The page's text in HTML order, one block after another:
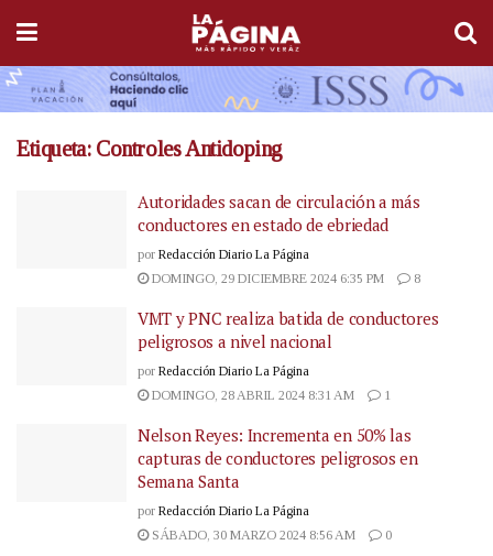
Etiqueta: Controles Antidoping
Autoridades sacan de circulación a más
conductores en estado de ebriedad
por Redacción Diario La Página
DOMINGO, 29 DICIEMBRE 2024 6:35 PM
8
VMT y PNC realiza batida de conductores
peligrosos a nivel nacional
por Redacción Diario La Página
DOMINGO, 28 ABRIL 2024 8:31 AM
1
Nelson Reyes: Incrementa en 50% las
capturas de conductores peligrosos en
Semana Santa
por Redacción Diario La Página
SÁBADO, 30 MARZO 2024 8:56 AM
0